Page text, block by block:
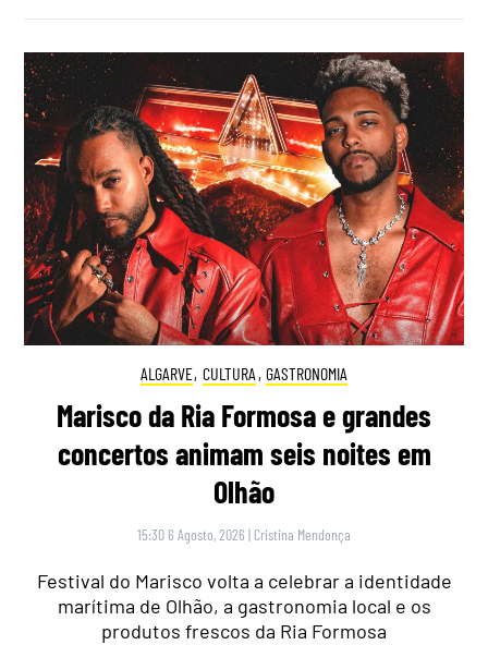
ALGARVE, CULTURA , GASTRONOMIA
Marisco da Ria Formosa e grandes
concertos animam seis noites em
Olhão
15:30 6 Agosto, 2026 | Cristina Mendonça
Festival do Marisco volta a celebrar a identidade
marítima de Olhão, a gastronomia local e os
produtos frescos da Ria Formosa